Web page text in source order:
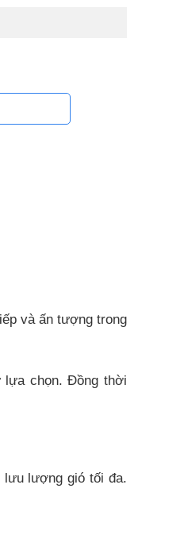
và ấn tượng trong
lựa chọn. Đồng thời
lưu lượng gió tối đa.